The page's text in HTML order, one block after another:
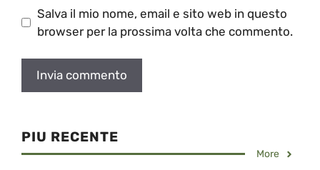
Salva il mio nome, email e sito web in questo
browser per la prossima volta che commento.
PIU RECENTE
More